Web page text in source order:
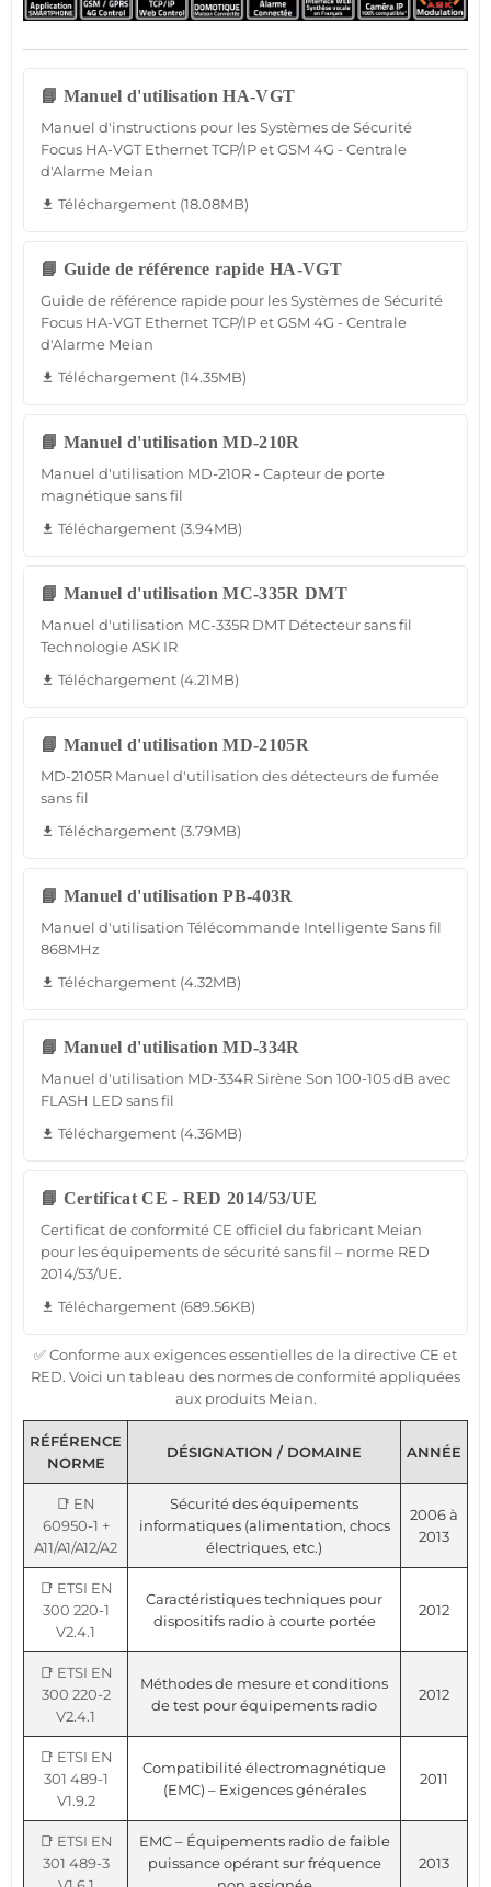
📘 Manuel d'utilisation HA-VGT
Manuel d'instructions pour les Systèmes de Sécurité
Focus HA-VGT Ethernet TCP/IP et GSM 4G - Centrale
d'Alarme Meian
file_download Téléchargement (18.08MB)
📘 Guide de référence rapide HA-VGT
Guide de référence rapide pour les Systèmes de Sécurité
Focus HA-VGT Ethernet TCP/IP et GSM 4G - Centrale
d'Alarme Meian
file_download Téléchargement (14.35MB)
📘 Manuel d'utilisation MD-210R
Manuel d'utilisation MD-210R - Capteur de porte
magnétique sans fil
file_download Téléchargement (3.94MB)
📘 Manuel d'utilisation MC-335R DMT
Manuel d'utilisation MC-335R DMT Détecteur sans fil
Technologie ASK IR
file_download Téléchargement (4.21MB)
📘 Manuel d'utilisation MD-2105R
MD-2105R Manuel d'utilisation des détecteurs de fumée
sans fil
file_download Téléchargement (3.79MB)
📘 Manuel d'utilisation PB-403R
Manuel d'utilisation Télécommande Intelligente Sans fil
868MHz
file_download Téléchargement (4.32MB)
📘 Manuel d'utilisation MD-334R
Manuel d'utilisation MD-334R Sirène Son 100-105 dB avec
FLASH LED sans fil
file_download Téléchargement (4.36MB)
📘 Certificat CE - RED 2014/53/UE
Certificat de conformité CE officiel du fabricant Meian
pour les équipements de sécurité sans fil – norme RED
2014/53/UE.
file_download Téléchargement (689.56KB)
✅ Conforme aux exigences essentielles de la directive CE et
RED. Voici un tableau des normes de conformité appliquées
aux produits Meian.
RÉFÉRENCE
NORME
DÉSIGNATION / DOMAINE ANNÉE
📑 EN
60950-1 +
A11/A1/A12/A2
Sécurité des équipements
informatiques (alimentation, chocs
électriques, etc.)
2006 à
2013
📑 ETSI EN
300 220-1
V2.4.1
Caractéristiques techniques pour
dispositifs radio à courte portée
2012
📑 ETSI EN
300 220-2
V2.4.1
Méthodes de mesure et conditions
de test pour équipements radio
2012
📑 ETSI EN
301 489-1
V1.9.2
Compatibilité électromagnétique
(EMC) – Exigences générales
2011
📑 ETSI EN
301 489-3
EMC – Équipements radio de faible
puissance opérant sur fréquence
2013